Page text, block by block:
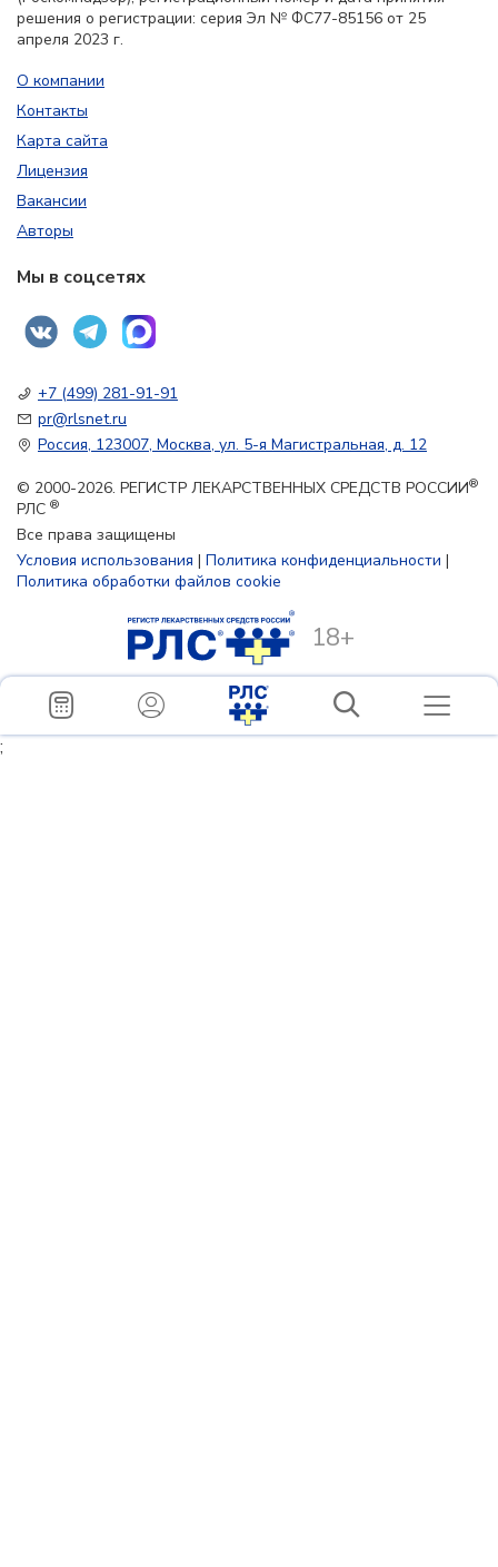
решения о регистрации: серия Эл № ФС77-85156 от 25
апреля 2023 г.
О компании
Контакты
Карта сайта
Лицензия
Вакансии
Авторы
Мы в соцсетях
+7 (499) 281-91-91
pr@rlsnet.ru
Россия, 123007, Москва, ул. 5-я Магистральная, д. 12
© 2000-2026. РЕГИСТР ЛЕКАРСТВЕННЫХ СРЕДСТВ РОССИИ®
РЛС ®
Все права защищены
Условия использования | Политика конфиденциальности |
Политика обработки файлов cookie
18+
;